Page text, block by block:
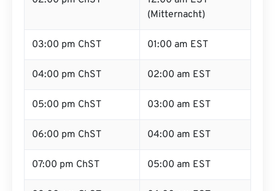
(Mitternacht)
03:00 pm ChST 01:00 am EST
04:00 pm ChST 02:00 am EST
05:00 pm ChST 03:00 am EST
06:00 pm ChST 04:00 am EST
07:00 pm ChST 05:00 am EST